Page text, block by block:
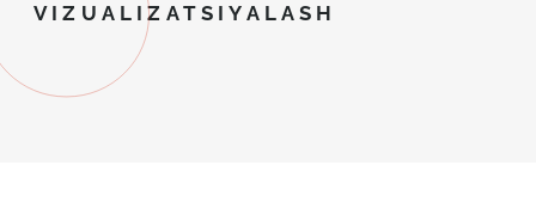
VIZUALIZATSIYALASH